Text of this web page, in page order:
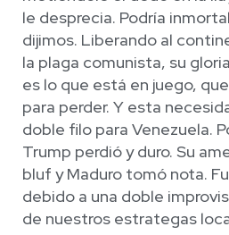
le desprecia. Podría
dijimos. Liberando al
la plaga comunista, su
es lo que está en juego,
para perder. Y esta
doble filo para Venezuela.
Trump perdió y duro. Su
bluf y Maduro tomó nota.
debido a una doble
de nuestros estrategas